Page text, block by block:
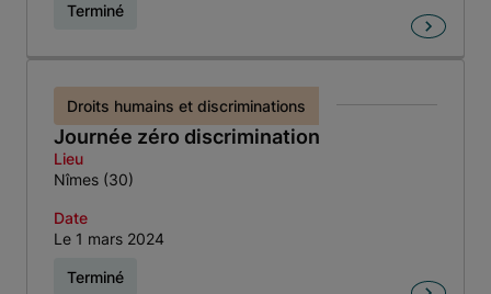
Terminé
Journée zéro discrimination
Droits humains et discriminations
Lieu
Nîmes (30)
Date
Le 1 mars 2024
Terminé